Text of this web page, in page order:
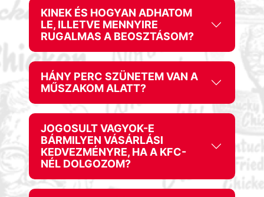
KINEK ÉS HOGYAN ADHATOM
LE, ILLETVE MENNYIRE
RUGALMAS A BEOSZTÁSOM?
HÁNY PERC SZÜNETEM VAN A
MŰSZAKOM ALATT?
JOGOSULT VAGYOK-E
BÁRMILYEN VÁSÁRLÁSI
KEDVEZMÉNYRE, HA A KFC-
NÉL DOLGOZOM?